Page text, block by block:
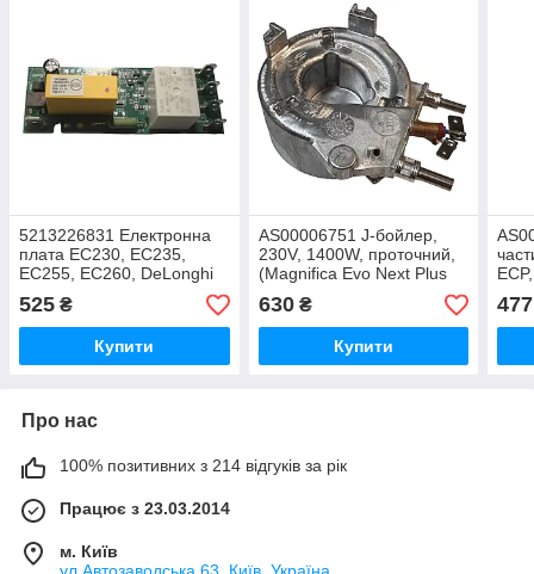
5213226831 Електронна
плата EC230, EC235,
EC255, EC260, DeLonghi
525 ₴
Купити
AS00006751 J-бойлер,
230V, 1400W, проточний,
(Magnifica Evo Next Plus
Rivelia EXAM) DeLonghi
630₴
Купити
Про нас
100% позитивних з 214 відгуків за рік
Працює з 23.03.2014
м. Київ